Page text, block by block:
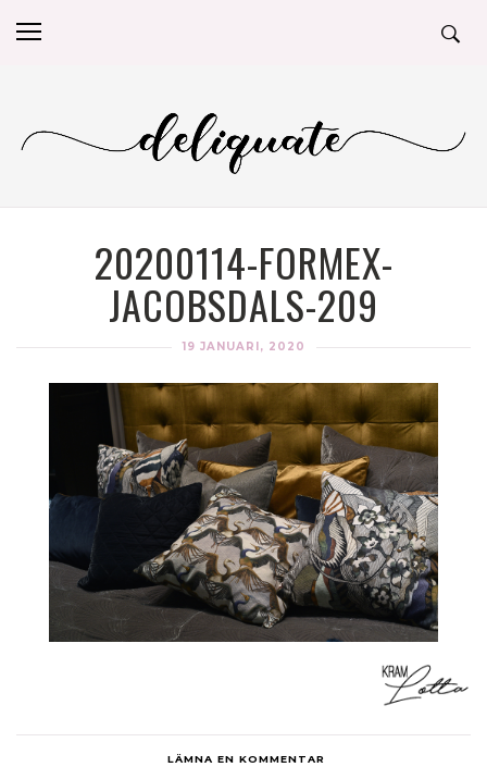
20200114-FORMEX-
JACOBSDALS-209
19 JANUARI, 2020
LÄMNA EN KOMMENTAR